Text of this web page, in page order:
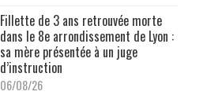
Fillette de 3 ans retrouvée morte
dans le 8e arrondissement de Lyon :
sa mère présentée à un juge
d’instruction
06/08/26